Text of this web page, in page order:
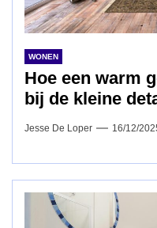
WONEN
Hoe een warm
bij de kleine
Jesse De Loper 16/12/